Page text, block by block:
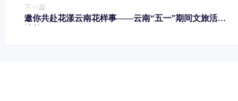
下一篇
邀你共赴花漾云南花样事——云南“五一”期间文旅活动